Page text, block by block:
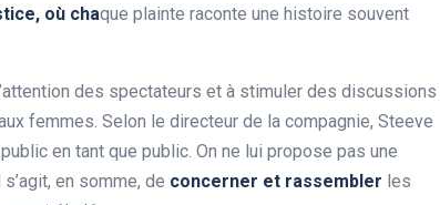
tice, où chaque plainte raconte une histoire souvent
des spectateurs et à stimuler des discussions
femmes. Selon le directeur de la compagnie, Steeve
en tant que public. On ne lui propose pas une
en somme, de concerner et rassembler les